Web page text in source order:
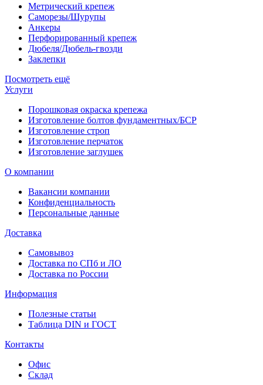
Метрический крепеж
Саморезы/Шурупы
Анкеры
Перфорированный крепеж
Дюбеля/Дюбель-гвозди
Заклепки
Посмотреть ещё
Услуги
Порошковая окраска крепежа
Изготовление болтов фундаментных/БСР
Изготовление строп
Изготовление перчаток
Изготовление заглушек
О компании
Вакансии компании
Конфиденциальность
Персональные данные
Доставка
Самовывоз
Доставка по СПб и ЛО
Доставка по России
Информация
Полезные статьи
Таблица DIN и ГОСТ
Контакты
Офис
Склад